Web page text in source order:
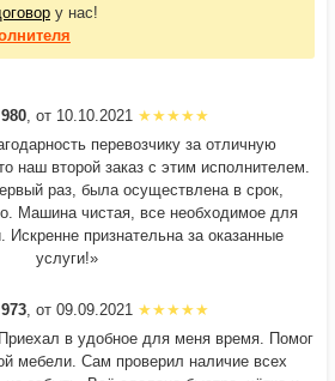
у нас!
, от 10.10.2021
перевозчику за отличную
наш второй заказ с этим исполнителем.
раз, была осуществлена в срок,
Машина чистая, все необходимое для
Искренне признательна за оказанные
услуги!»
, от 09.09.2021
в удобное для меня время. Помог
мебели. Сам проверил наличие всех